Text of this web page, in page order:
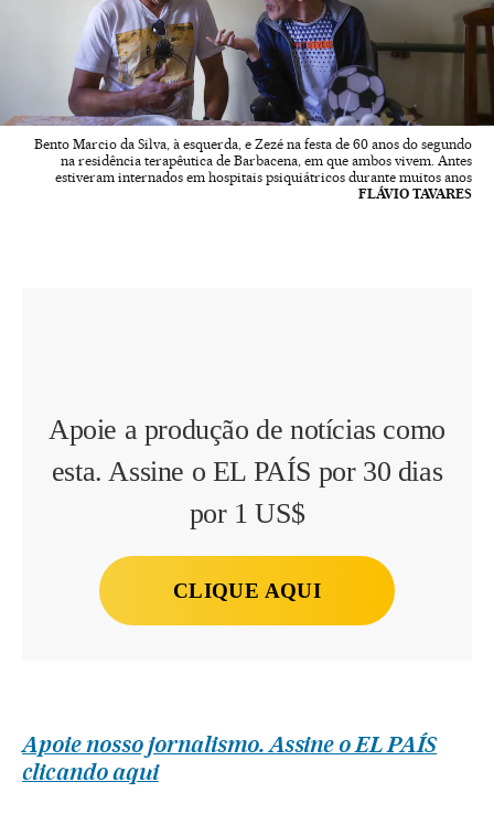
Bento Marcio da Silva, à esquerda, e Zezé na festa de 60 anos do segundo
na residência terapêutica de Barbacena, em que ambos vivem. Antes
estiveram internados em hospitais psiquiátricos durante muitos anos
FLÁVIO TAVARES
Apoie a produção de notícias como
esta. Assine o EL PAÍS por 30 dias
por 1 US$
CLIQUE AQUI
Apoie nosso jornalismo. Assine o EL PAÍS
clicando aqui